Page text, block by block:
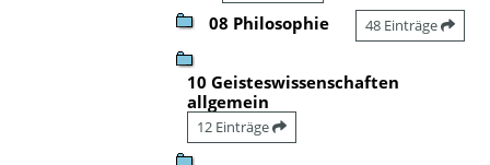
08 Philosophie 48 Einträge
10 Geisteswissenschaften
allgemein
12 Einträge